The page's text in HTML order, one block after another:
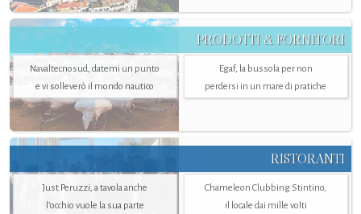
PRODOTTI & FORNITORI
Navaltecnosud, datemi un punto
e vi solleverò il mondo nautico
Egaf, la bussola per non
perdersi in un mare di pratiche
RISTORANTI
Just Peruzzi, a tavola anche
l’occhio vuole la sua parte
Chameleon Clubbing Stintino,
il locale dai mille volti